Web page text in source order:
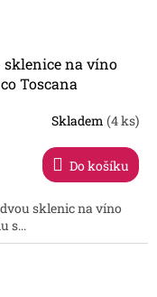
sklenice na víno
Toscana
Skladem(4 ks)
Do košíku
sklenic na víno
s...